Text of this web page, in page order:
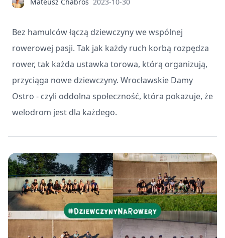
Bez hamulców łączą dziewczyny we wspólnej
rowerowej pasji. Tak jak każdy ruch korbą rozpędza
rower, tak każda ustawka torowa, którą organizują,
przyciąga nowe dziewczyny. Wrocławskie Damy
Ostro - czyli oddolna społeczność, która pokazuje, że
welodrom jest dla każdego.